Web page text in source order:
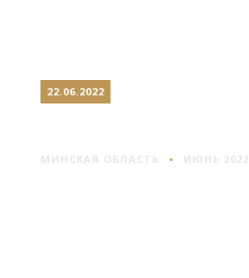
22.06.2022
МИНСКАЯ ОБЛАСТЬ ИЮНЬ 2022